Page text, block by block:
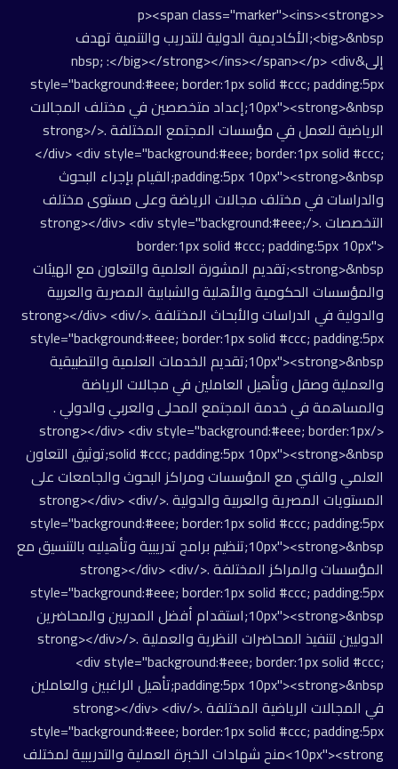
<p><span class="marker"><ins><strong>
<big>&nbsp;الأكاديمية الدولية للتدريب والتنمية تهدف
إلى&nbsp; :</big></strong></ins></span></p> <div
style="background:#eee; border:1px solid #ccc; padding:5px
10px"><strong>&nbsp;إعداد متخصصين في مختلف المجالات
الرياضية للعمل في مؤسسات المجتمع المختلفة .</strong>
</div> <div style="background:#eee; border:1px solid #ccc;
padding:5px 10px"><strong>&nbsp;القيام بإجراء البحوث
والدراسات في مختلف مجالات الرياضة وعلى مستوى مختلف
التخصصات .</strong></div> <div style="background:#eee;
border:1px solid #ccc; padding:5px 10px">
<strong>&nbsp;تقديم المشورة العلمية والتعاون مع الهيئات
والمؤسسات الحكومية والأهلية والشبابية المصرية والعربية
والدولية في الدراسات والأبحاث المختلفة .</strong></div> <div
style="background:#eee; border:1px solid #ccc; padding:5px
10px"><strong>&nbsp;تقديم الخدمات العلمية والتطبيقية
والعملية وصقل وتأهيل العاملين في مجالات الرياضة
والمساهمة في خدمة المجتمع المحلى والعربي والدولي .
</strong></div> <div style="background:#eee; border:1px
solid #ccc; padding:5px 10px"><strong>&nbsp;توثيق التعاون
العلمي والفني مع المؤسسات ومراكز البحوث والجامعات على
المستويات المصرية والعربية والدولية .</strong></div> <div
style="background:#eee; border:1px solid #ccc; padding:5px
10px"><strong>&nbsp;تنظيم برامج تدريبية وتأهيليه بالتنسيق مع
المؤسسات والمراكز المختلفة .</strong></div> <div
style="background:#eee; border:1px solid #ccc; padding:5px
10px"><strong>&nbsp;استقدام أفضل المدربين والمحاضرين
الدوليين لتنفيذ المحاضرات النظرية والعملية .</strong></div>
<div style="background:#eee; border:1px solid #ccc;
padding:5px 10px"><strong>&nbsp;تأهيل الراغبين والعاملين
في المجالات الرياضية المختلفة .</strong></div> <div
style="background:#eee; border:1px solid #ccc; padding:5px
10px"><strong>منح شهادات الخبرة العملية والتدريبية لمختلف